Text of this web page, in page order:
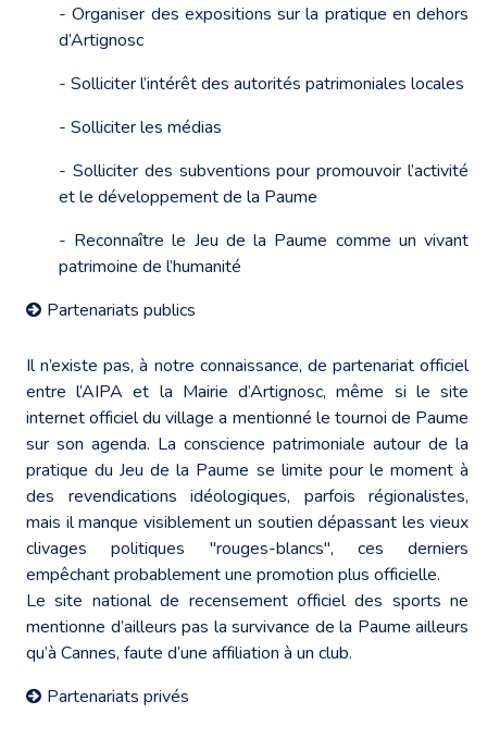
- Organiser des expositions sur la pratique en dehors
d’Artignosc
- Solliciter l’intérêt des autorités patrimoniales locales
- Solliciter les médias
- Solliciter des subventions pour promouvoir l’activité
et le développement de la Paume
- Reconnaître le Jeu de la Paume comme un vivant
patrimoine de l’humanité
Partenariats publics
Il n’existe pas, à notre connaissance, de partenariat officiel
entre l’AIPA et la Mairie d’Artignosc, même si le site
internet officiel du village a mentionné le tournoi de Paume
sur son agenda. La conscience patrimoniale autour de la
pratique du Jeu de la Paume se limite pour le moment à
des revendications idéologiques, parfois régionalistes,
mais il manque visiblement un soutien dépassant les vieux
clivages politiques "rouges-blancs", ces derniers
empêchant probablement une promotion plus officielle.
Lesite national de recensement officiel des sports ne
mentionne d’ailleurs pas la survivance de la Paume ailleurs
qu’à Cannes, faute d’une affiliation à un club.
Partenariats privés